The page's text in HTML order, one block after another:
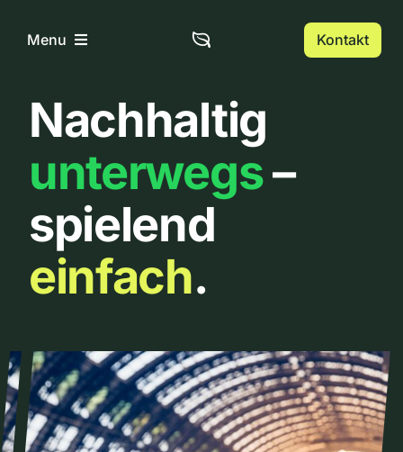
InhaltMenu
Home
Über uns
Urbanlist
Kontakt
Nachhaltig
unterwegs–
spielend
einfach.